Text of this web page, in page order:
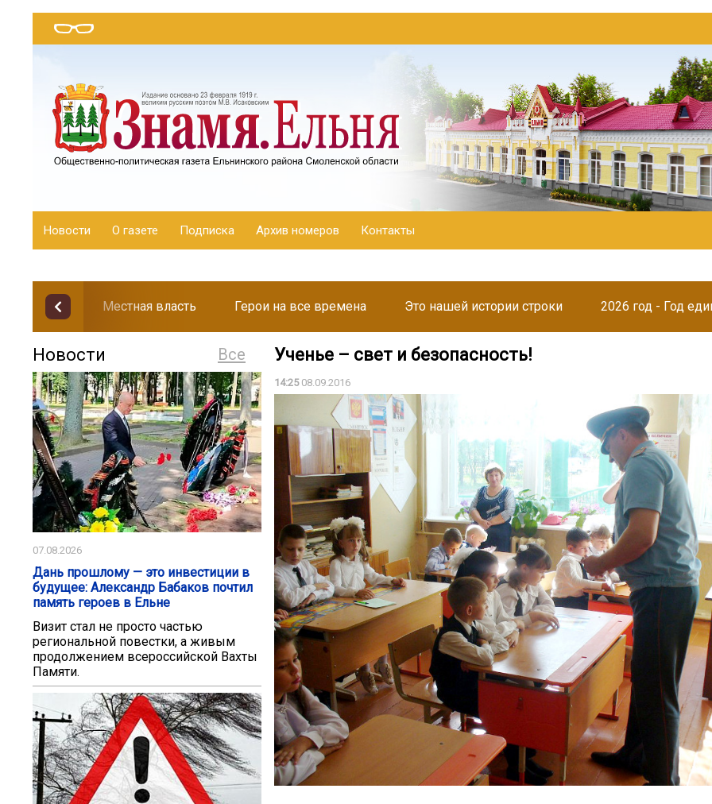
Новости О газете Подписка Архив номеров Контакты
Местная власть Герои на все времена Это нашей истории строки 2026 год - Год
Все
Новости
07.08.2026
Дань прошлому — это инвестиции в
будущее: Александр Бабаков почтил
память героев в Ельне
Визит стал не просто частью
региональной повестки, а живым
продолжением всероссийской Вахты
Памяти.
Ученье – свет и безопасность!
14:2508.09.2016